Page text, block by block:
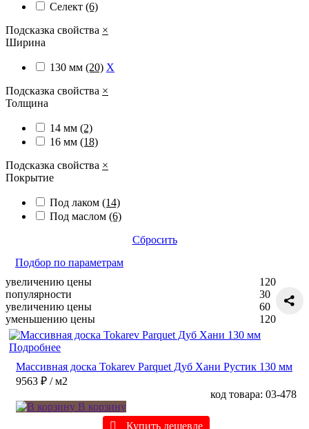
Селект (6)
Подсказка свойства ×
Ширина
130 мм (20) X
Подсказка свойства ×
Толщина
14 мм (2)
16 мм (18)
Подсказка свойства ×
Покрытие
Под лаком (14)
Под маслом (6)
Сбросить
Подбор по параметрам
увеличению цены
популярности
увеличению цены
уменьшению цены
120
30
60
120
Подробнее
Массивная доска Tokarev Parquet Дуб Хани Рустик 130 мм
9563 ₽ / м2
код товара: 03-478
В корзину
Купить дешевле